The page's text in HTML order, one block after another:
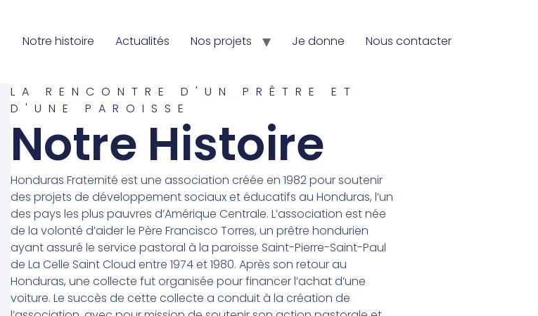
Notre histoire Actualités Nos projets Je donne Nous contacter
LA RENCONTRE D'UN PRÊTRE ET
D'UNE PAROISSE
Notre Histoire
Honduras Fraternité est une association créée en 1982 pour soutenir
des projets de développement sociaux et éducatifs au Honduras, l’un
des pays les plus pauvres d’Amérique Centrale. L’association est née
de la volonté d’aider le Père Francisco Torres, un prêtre hondurien
ayant assuré le service pastoral à la paroisse Saint-Pierre-Saint-Paul
de La Celle Saint Cloud entre 1974 et 1980. Après son retour au
Honduras, une collecte fut organisée pour financer l’achat d’une
voiture. Le succès de cette collecte a conduit à la création de